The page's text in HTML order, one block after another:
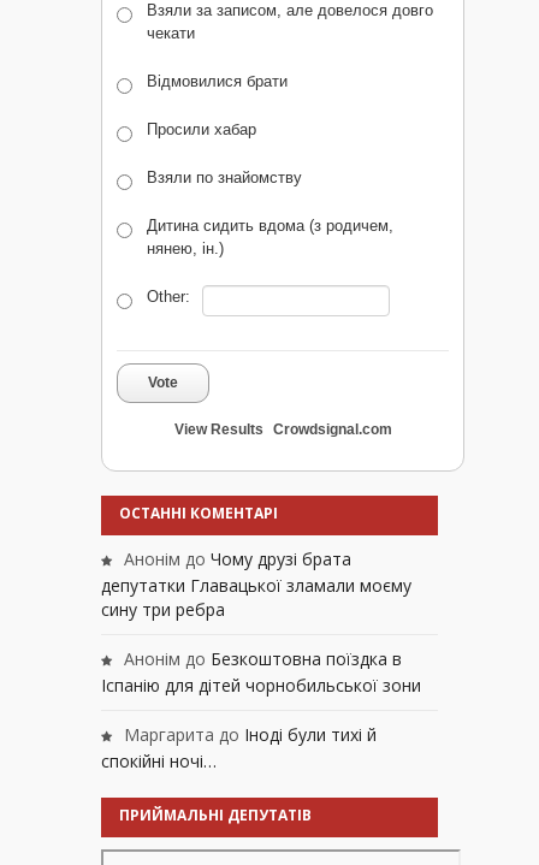
Взяли за записом, але довелося довго
чекати
Відмовилися брати
Просили хабар
Взяли по знайомству
Дитина сидить вдома (з родичем,
нянею, ін.)
Other:
Vote
View Results Crowdsignal.com
ОСТАННІ КОМЕНТАРІ
Анонім до Чому друзі брата
депутатки Главацької зламали моєму
сину три ребра
Анонім до Безкоштовна поїздка в
Іспанію для дітей чорнобильської зони
Маргарита до Іноді були тихі й
спокійні ночі…
ПРИЙМАЛЬНІ ДЕПУТАТІВ